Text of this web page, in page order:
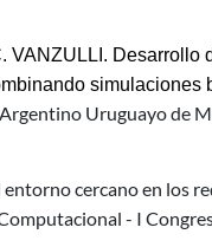
VANZULLI. Desarrollo
simulaciones
Uruguayo de
cercano en los
- I